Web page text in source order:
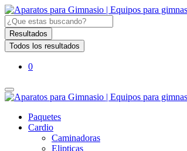
Search
...Resultados
Todos los resultados
0
Paquetes
Cardio
Caminadoras
Elipticas